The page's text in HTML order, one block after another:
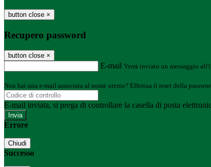
button close ×
Recupero password
button close ×
E-mail Verrà inviato un messaggio
Non hai una e-mail associata al nome utente? Effettua il reset della
E-mail inviata, si prega di controllare la casella di posta
Errore
Chiudi
Successo